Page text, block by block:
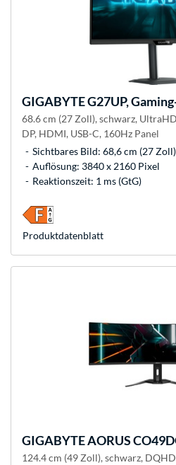
GIGABYTEG27UP,
68.6 cm (27 Zoll), schwarz,
DP, HDMI, USB-C, 160Hz Panel
Sichtbares Bild: 68,6 cm (27 Zoll)
Auflösung: 3840 x 2160 Pixel
Reaktionszeit: 1 ms (GtG)
Produkt­datenblatt
GIGABYTEAORUS
124.4 cm (49 Zoll), schwarz,